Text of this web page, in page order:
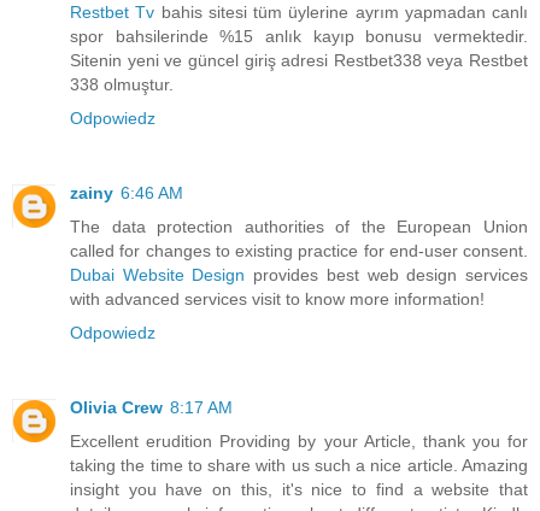
Restbet Tv bahis sitesi tüm üylerine ayrım yapmadan canlı
spor bahsilerinde %15 anlık kayıp bonusu vermektedir.
Sitenin yeni ve güncel giriş adresi Restbet338 veya Restbet
338 olmuştur.
Odpowiedz
zainy 6:46 AM
The data protection authorities of the European Union
called for changes to existing practice for end-user consent.
Dubai Website Design provides best web design services
with advanced services visit to know more information!
Odpowiedz
Olivia Crew 8:17 AM
Excellent erudition Providing by your Article, thank you for
taking the time to share with us such a nice article. Amazing
insight you have on this, it's nice to find a website that